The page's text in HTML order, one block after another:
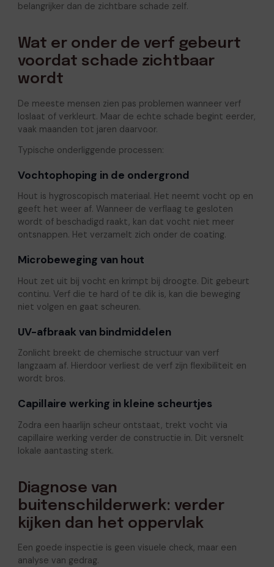
belangrijker dan de zichtbare schade zelf.
Wat er onder de verf gebeurt
voordat schade zichtbaar
wordt
De meeste mensen zien pas problemen wanneer verf
loslaat of verkleurt. Maar de echte schade begint eerder,
vaak maanden tot jaren daarvoor.
Typische onderliggende processen:
Vochtophoping in de ondergrond
Hout is hygroscopisch materiaal. Het neemt vocht op en
geeft het weer af. Wanneer de verflaag te gesloten
wordt of beschadigd raakt, kan dat vocht niet meer
ontsnappen. Het verzamelt zich onder de coating.
Microbeweging van hout
Hout zet uit bij vocht en krimpt bij droogte. Dit gebeurt
continu. Verf die te hard of te dik is, kan die beweging
niet volgen en gaat scheuren.
UV-afbraak van bindmiddelen
Zonlicht breekt de chemische structuur van verf
langzaam af. Hierdoor verliest de verf zijn flexibiliteit en
wordt bros.
Capillaire werking in kleine scheurtjes
Zodra een haarlijn scheur ontstaat, trekt vocht via
capillaire werking verder de constructie in. Dit versnelt
lokale aantasting sterk.
Diagnose van
buitenschilderwerk: verder
kijken dan het oppervlak
Een goede inspectie is geen visuele check, maar een
analyse van gedrag.